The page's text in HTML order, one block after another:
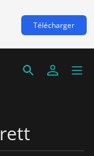
Télécharger